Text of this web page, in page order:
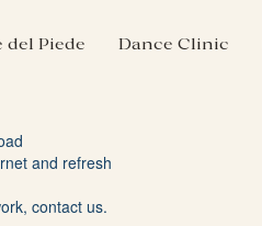
del Piede Dance Clinic
and refresh
contact us.